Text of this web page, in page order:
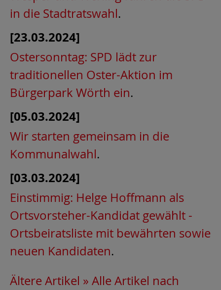
in die Stadtratswahl.
[23.03.2024]
Ostersonntag: SPD lädt zur
traditionellen Oster-Aktion im
Bürgerpark Wörth ein.
[05.03.2024]
Wir starten gemeinsam in die
Kommunalwahl.
[03.03.2024]
Einstimmig: Helge Hoffmann als
Ortsvorsteher-Kandidat gewählt -
Ortsbeiratsliste mit bewährten sowie
neuen Kandidaten.
Ältere Artikel » Alle Artikel nach